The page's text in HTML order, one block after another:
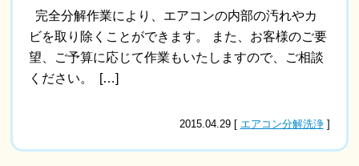
完全分解作業により、エアコンの内部の汚れやカ
ビを取り除くことができます。 また、お客様のご要
望、ご予算に応じて作業もいたしますので、ご相談
ください。 […]
2015.04.29 [ エアコン分解洗浄]